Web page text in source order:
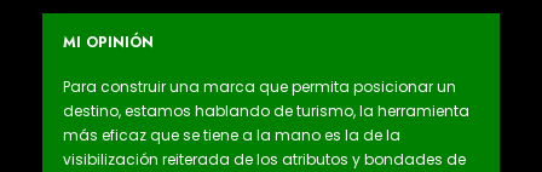
MI OPINIÓN
Para construir una marca que permita posicionar un
destino, estamos hablando de turismo, la herramienta
más eficaz que se tiene a la mano es la de la
visibilización reiterada de los atributos y bondades de